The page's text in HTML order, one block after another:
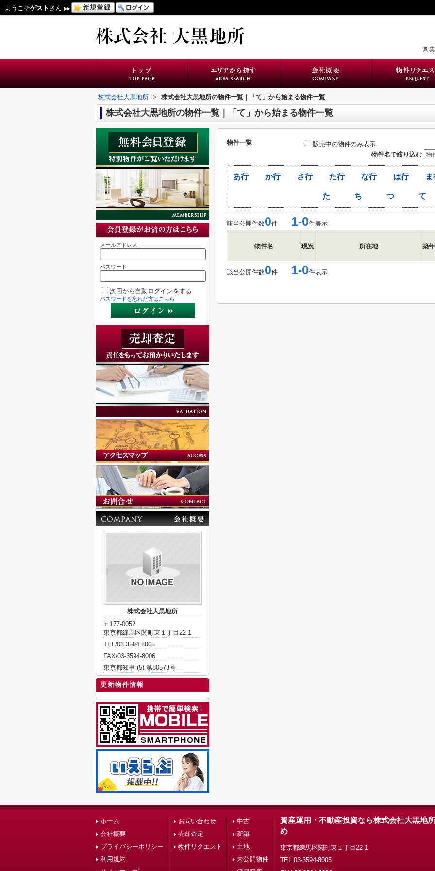
ようこそゲスト さん
営
株式会社大黒地所 > 株式会社大黒地所の物件一覧｜「て」から始まる物件一覧
株式会社大黒地所の物件一覧｜「て」から始まる物件一覧
物件一覧
販売中の物件のみ表示
物件名で絞り込む
あ行 か行 さ行 た行 な行 は行
た ち つ て
該当公開件数0件 1-0件表示
物件名 現況 所在地 築
該当公開件数0件 1-0件表示
メールアドレス
パスワード
次回から自動ログインをする
パスワードを忘れた方はこちら
株式会社大黒地所
〒177-0052
東京都練馬区関町東１丁目22-1
TEL/03-3594-8005
FAX/03-3594-8006
東京都知事 (5) 第80573号
更新物件情報
ホーム
会社概要
プライバシーポリシー
利用規約
お問い合わせ
売却査定
物件リクエスト
中古
新築
土地
未公開物件
資産運用・不動産投資なら株式会社大黒地
め
東京都練馬区関町東１丁目22-1
TEL:03-3594-8005